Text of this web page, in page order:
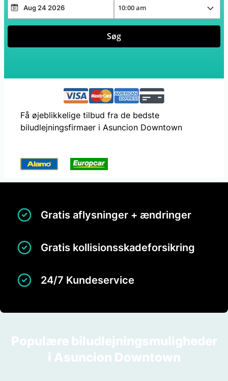
Søg
Få øjeblikkelige tilbud fra de bedste
biludlejningsfirmaer i Asuncion Downtown
Gratis aflysninger + ændringer
Gratis kollisionsskadeforsikring
24/7 Kundeservice
Populære biludlejningsmuligheder
i Asuncion Downtown